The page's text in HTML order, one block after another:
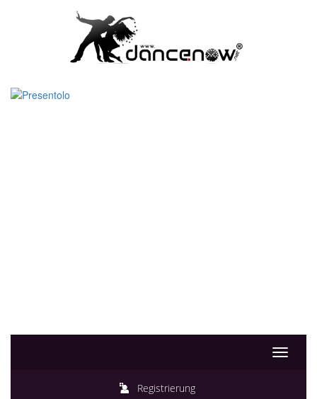
Toggle
Registrierung